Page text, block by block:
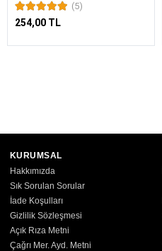
(5)
254,00 TL
KURUMSAL
Hakkımızda
Sık Sorulan Sorular
İade Koşulları
Gizlilik Sözleşmesi
Açık Rıza Metni
Çağrı Mer. Ayd. Metni